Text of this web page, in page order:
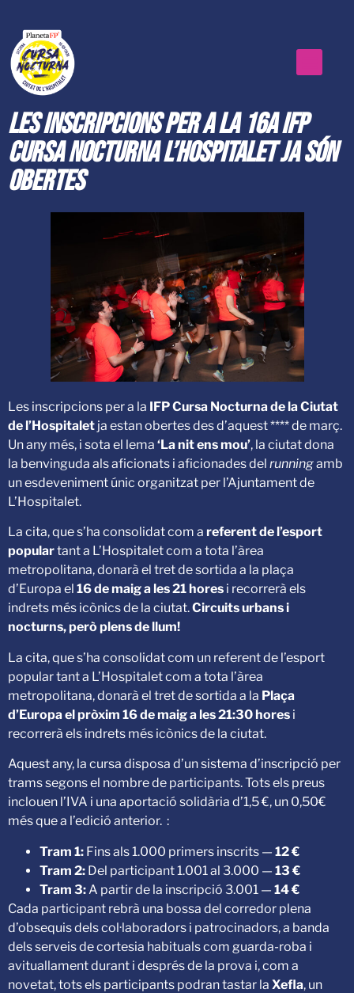
Les inscripcions per a la 16a iFP
Cursa Nocturna L’Hospitalet ja són
obertes
Les inscripcions per a la IFP Cursa Nocturna de la Ciutat
de l’Hospitalet ja estan obertes des d’aquest **** de març.
Un any més, i sota el lema ‘La nit ens mou’, la ciutat dona
la benvinguda als aficionats i aficionades del runningamb
un esdeveniment únic organitzat per l’Ajuntament de
L’Hospitalet.
La cita, que s’ha consolidat com a referent de l’esport
populartant a L’Hospitalet com a tota l’àrea
metropolitana, donarà el tret de sortida a la plaça
d’Europa el 16 de maig a les 21 hores i recorrerà els
indrets més icònics de la ciutat.Circuits urbans i
nocturns, però plens de llum!
La cita, que s’ha consolidat com un referent de l’esport
popular tant a L’Hospitalet com a tota l’àrea
metropolitana, donarà el tret de sortida a la Plaça
d’Europa el pròxim 16 de maig a les 21:30 hores i
recorrerà els indrets més icònics de la ciutat.
Aquest any, la cursa disposa d’un sistema d’inscripció per
trams segons el nombre de participants. Tots els preus
inclouen l’IVA i una aportació solidària d’1,5 €, un 0,50€
més que a l’edició anterior. :
Tram 1: Fins als 1.000 primers inscrits — 12 €
Tram 2: Del participant 1.001 al 3.000 — 13 €
Tram 3: A partir de la inscripció 3.001 — 14 €
Cada participant rebrà una bossa del corredor plena
d’obsequis dels col·laboradors i patrocinadors, a banda
dels serveis de cortesia habituals com guarda-roba i
avituallament durant i després de la prova i, com a
novetat, tots els participants podran tastar la Xefla, un